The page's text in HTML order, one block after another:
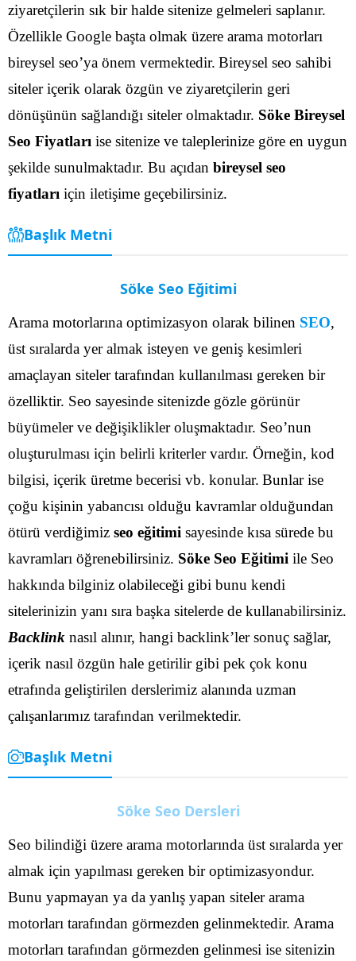
ziyaretçilerin sık bir halde sitenize gelmeleri saplanır.
Özellikle Google başta olmak üzere arama motorları
bireysel seo’ya önem vermektedir. Bireysel seo sahibi
siteler içerik olarak özgün ve ziyaretçilerin geri
dönüşünün sağlandığı siteler olmaktadır. Söke Bireysel
Seo Fiyatları ise sitenize ve taleplerinize göre en uygun
şekilde sunulmaktadır. Bu açıdan bireysel seo
fiyatları için iletişime geçebilirsiniz.
Başlık Metni
Söke Seo Eğitimi
Arama motorlarına optimizasyon olarak bilinen SEO,
üst sıralarda yer almak isteyen ve geniş kesimleri
amaçlayan siteler tarafından kullanılması gereken bir
özelliktir. Seo sayesinde sitenizde gözle görünür
büyümeler ve değişiklikler oluşmaktadır. Seo’nun
oluşturulması için belirli kriterler vardır. Örneğin, kod
bilgisi, içerik üretme becerisi vb. konular. Bunlar ise
çoğu kişinin yabancısı olduğu kavramlar olduğundan
ötürü verdiğimiz seo eğitimi sayesinde kısa sürede bu
kavramları öğrenebilirsiniz. Söke Seo Eğitimi ile Seo
hakkında bilginiz olabileceği gibi bunu kendi
sitelerinizin yanı sıra başka sitelerde de kullanabilirsiniz.
Backlink nasıl alınır, hangi backlink’ler sonuç sağlar,
içerik nasıl özgün hale getirilir gibi pek çok konu
etrafında geliştirilen derslerimiz alanında uzman
çalışanlarımız tarafından verilmektedir.
Başlık Metni
Söke Seo Dersleri
Seo bilindiği üzere arama motorlarında üst sıralarda yer
almak için yapılması gereken bir optimizasyondur.
Bunu yapmayan ya da yanlış yapan siteler arama
motorları tarafından görmezden gelinmektedir. Arama
motorları tarafından görmezden gelinmesi ise sitenizin